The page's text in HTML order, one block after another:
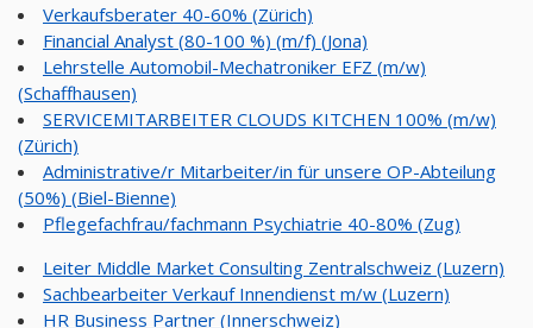
Verkaufsberater 40-60% (Zürich)
Financial Analyst (80-100 %) (m/f) (Jona)
Lehrstelle Automobil-Mechatroniker EFZ (m/w)
(Schaffhausen)
SERVICEMITARBEITER CLOUDS KITCHEN 100% (m/w)
(Zürich)
Administrative/r Mitarbeiter/in für unsere OP-Abteilung
(50%) (Biel-Bienne)
Pflegefachfrau/fachmann Psychiatrie 40-80% (Zug)
Leiter Middle Market Consulting Zentralschweiz (Luzern)
Sachbearbeiter Verkauf Innendienst m/w (Luzern)
HR Business Partner (Innerschweiz)